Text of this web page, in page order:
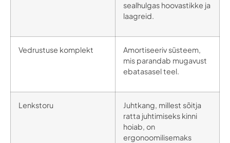
sealhulgas hoovastikke ja
laagreid.
Vedrustuse komplekt
Amortiseeriv süsteem,
mis parandab mugavust
ebatasasel teel.
Lenkstoru
Juhtkang, millest sõitja
ratta juhtimiseks kinni
hoiab, on
ergonoomilisemaks